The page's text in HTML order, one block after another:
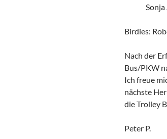
Sonja
Birdies:
Nach der
Bus/PKW
Ich freue
nächste
die Trolley
Peter P.